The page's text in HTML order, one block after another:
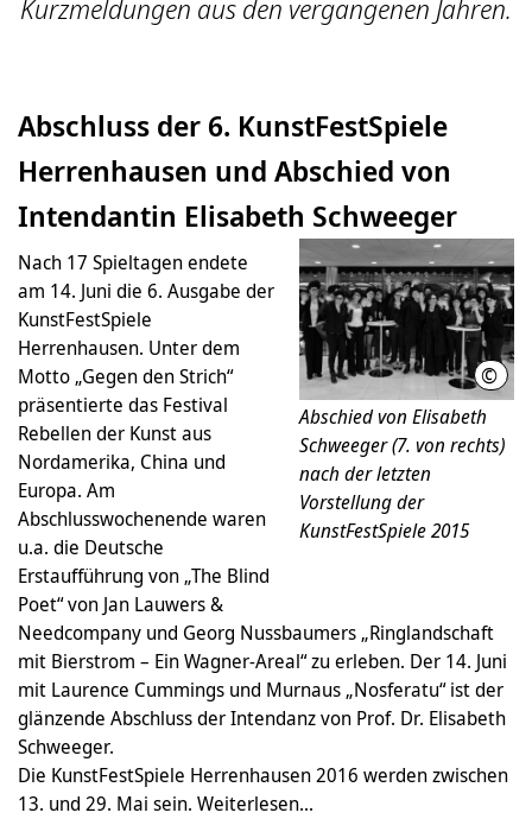
Kurzmeldungen aus den vergangenen Jahren.
Abschluss der 6. KunstFestSpiele
Herrenhausen und Abschied von
Intendantin Elisabeth Schweeger
©
Abschied von Elisabeth
Schweeger (7. von rechts)
nach der letzten
Vorstellung der
KunstFestSpiele 2015
Nach 17 Spieltagen endete
am 14. Juni die 6. Ausgabe der
KunstFestSpiele
Herrenhausen. Unter dem
Motto „Gegen den Strich“
präsentierte das Festival
Rebellen der Kunst aus
Nordamerika, China und
Europa. Am
Abschlusswochenende waren
u.a. die Deutsche
Erstaufführung von „The Blind
Poet“ von Jan Lauwers &
Needcompany und Georg Nussbaumers „Ringlandschaft
mit Bierstrom – Ein Wagner-Areal“ zu erleben. Der 14. Juni
mit Laurence Cummings und Murnaus „Nosferatu“ ist der
glänzende Abschluss der Intendanz von Prof. Dr. Elisabeth
Schweeger.
Die KunstFestSpiele Herrenhausen 2016 werden zwischen
13. und 29. Mai sein. Weiterlesen...